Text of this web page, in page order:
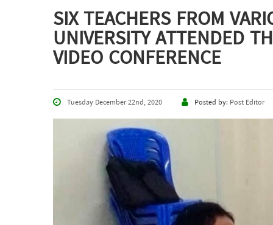
SIX TEACHERS FROM
UNIVERSITY ATTENDED
VIDEO CONFERENCE
Tuesday December 22nd, 2020 Posted by: Post Editor